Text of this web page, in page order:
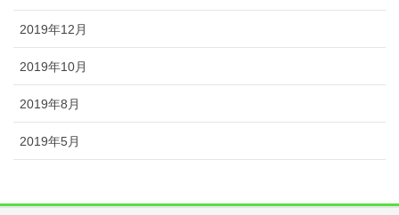
2019年12月
2019年10月
2019年8月
2019年5月